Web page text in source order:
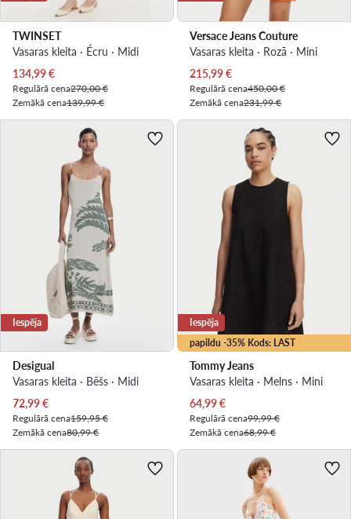
TWINSET
Vasaras kleita · Écru · Midi
Pašreizējā cena
134,99€
Regulārā cena270,00 €
Zemākā cena139,99 €
Versace Jeans Couture
Vasaras kleita · Rozā · Mini
Pašreizējā cena
215,99€
Regulārā cena450,00 €
Zemākā cena231,99 €
Iespēja
Desigual
Vasaras kleita · Bēšs · Midi
Pašreizējā cena
72,99€
Regulārā cena159,95 €
Zemākā cena80,99 €
papildu -35% Kods: LAST
Iespēja
Tommy Jeans
Vasaras kleita · Melns · Mini
Pašreizējā cena
64,99€
Regulārā cena99,99 €
Zemākā cena68,99 €